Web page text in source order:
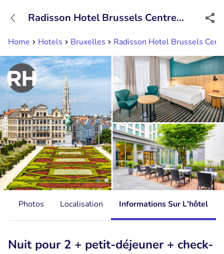
Disponible jusqu'à 23:00 heures
Home Hotels Bruxelles Radisson Hotel Brussels
Radisson Hotel Brussels Centre
Photos Localisation Informations Sur L'hôtel
Nuit pour 2 + petit-déjeuner + check-